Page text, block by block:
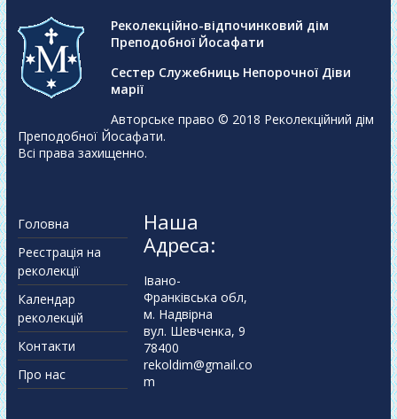
Реколекційно-відпочинковий дім
Преподобної Йосафати
Сестер Служебниць Непорочної Діви
марії
Авторське право © 2018 Реколекційний дім
Преподобної Йосафати.
Всі права захищенно.
Головна
Реєстрація на
реколекції
Календар
реколекцій
Контакти
Про нас
Наша
Адреса:
Івано-
Франківська обл,
м. Надвірна
вул. Шевченка, 9
78400
rekoldim@gmail.co
m